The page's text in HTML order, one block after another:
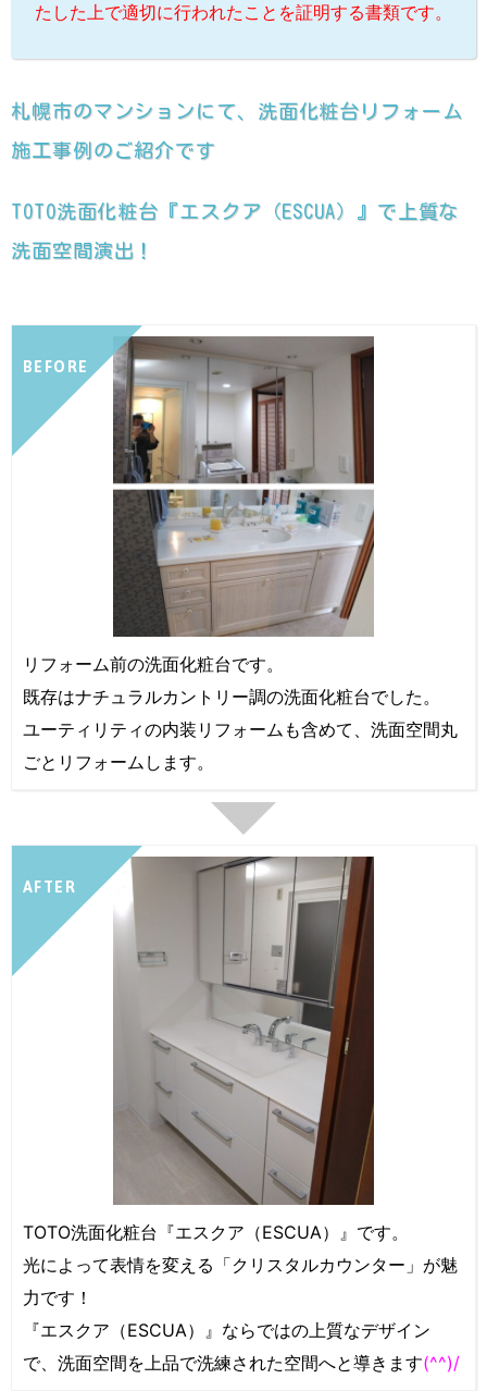
たした上で適切に行われたことを証明する書類です。
札幌市のマンションにて、洗面化粧台リフォーム
施工事例のご紹介です
TOTO洗面化粧台『エスクア（ESCUA）』で上質な
洗面空間演出！
BEFORE
リフォーム前の洗面化粧台です。
既存はナチュラルカントリー調の洗面化粧台でした。
ユーティリティの内装リフォームも含めて、洗面空間丸
ごとリフォームします。
AFTER
TOTO洗面化粧台『エスクア（ESCUA）』です。
光によって表情を変える「クリスタルカウンター」が魅
力です！
『エスクア（ESCUA）』ならではの上質なデザイン
で、洗面空間を上品で洗練された空間へと導きます(^^)/